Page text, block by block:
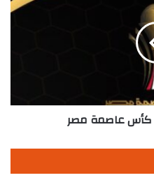
كأس عاصمة مصر